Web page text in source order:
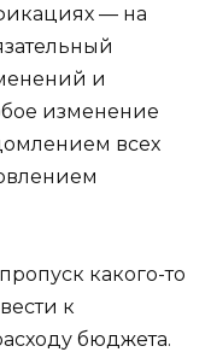
— на
и
изменение
всех
какого-то
к
бюджета.